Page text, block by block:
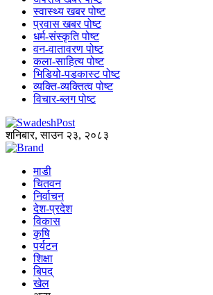
स्वास्थ्य खबर पोष्ट
प्रवास खबर पोष्ट
धर्म-संस्कृति पोष्ट
वन-वातावरण पोष्ट
कला-साहित्य पोष्ट
भिडियो-पडकास्ट पोष्ट
व्यक्ति-व्यक्तित्व पोष्ट
विचार-ब्लग पोष्ट
शनिबार, साउन २३, २०८३
माडी
चितवन
निर्वाचन
देश-प्रदेश
विकास
कृषि
पर्यटन
शिक्षा
बिपद्
खेल